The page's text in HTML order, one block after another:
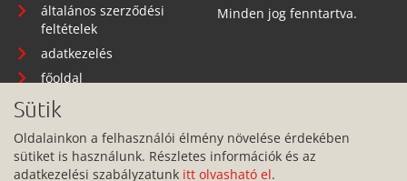
általános szerződési
feltételek
adatkezelés
főoldal
Minden jog fenntartva.
Telephely: 1134 Budapest, Angyalföldi út 25.
Sütik
Oldalainkon a felhasználói élmény növelése érdekében
sütiket is használunk. Részletes információk és az
adatkezelési szabályzatunk itt olvasható el.